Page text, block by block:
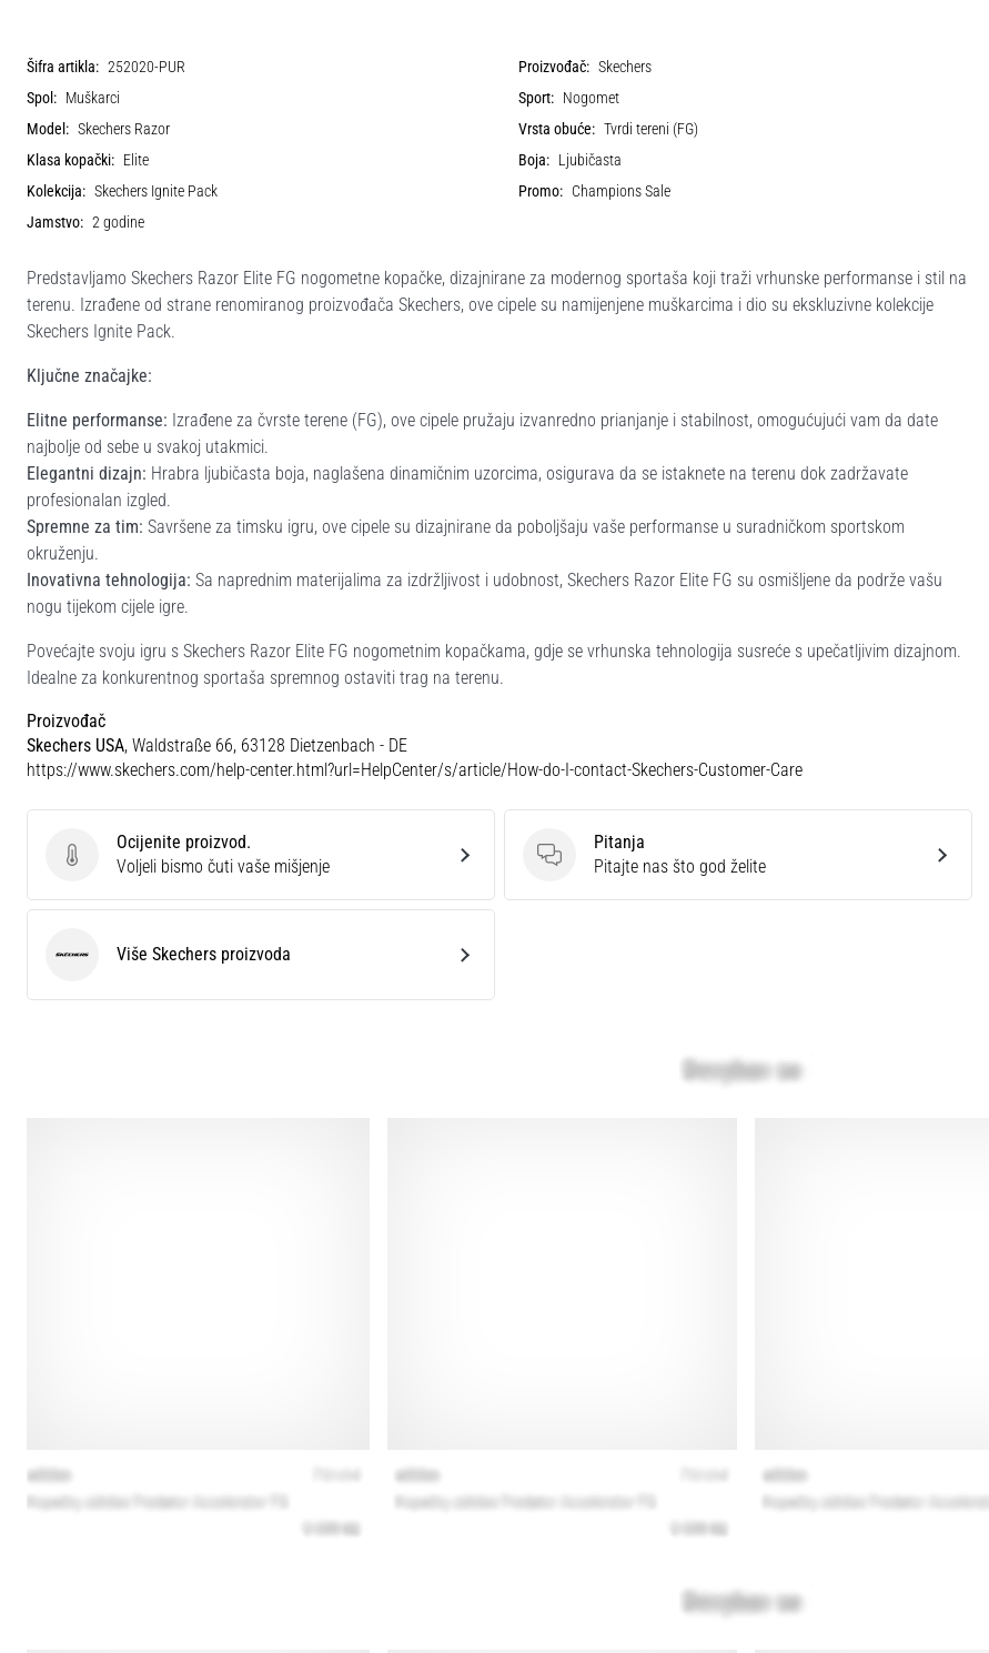
Šifra artikla: 252020-PUR Proizvođač: Skechers
Spol: Muškarci Sport: Nogomet
Model: Skechers Razor Vrsta obuće: Tvrdi tereni (FG)
Klasa kopački: Elite Boja: Ljubičasta
Kolekcija: Skechers Ignite Pack Promo: Champions Sale
Jamstvo: 2 godine
Predstavljamo Skechers Razor Elite FG nogometne kopačke, dizajnirane za modernog sportaša koji traži vrhunske performanse i stil na
terenu. Izrađene od strane renomiranog proizvođača Skechers, ove cipele su namijenjene muškarcima i dio su ekskluzivne kolekcije
Skechers Ignite Pack.
Ključne značajke:
Elitne performanse: Izrađene za čvrste terene (FG), ove cipele pružaju izvanredno prianjanje i stabilnost, omogućujući vam da date
najbolje od sebe u svakoj utakmici.
Elegantni dizajn: Hrabra ljubičasta boja, naglašena dinamičnim uzorcima, osigurava da se istaknete na terenu dok zadržavate
profesionalan izgled.
Spremne za tim: Savršene za timsku igru, ove cipele su dizajnirane da poboljšaju vaše performanse u suradničkom sportskom
okruženju.
Inovativna tehnologija: Sa naprednim materijalima za izdržljivost i udobnost, Skechers Razor Elite FG su osmišljene da podrže vašu
nogu tijekom cijele igre.
Povećajte svoju igru s Skechers Razor Elite FG nogometnim kopačkama, gdje se vrhunska tehnologija susreće s upečatljivim dizajnom.
Idealne za konkurentnog sportaša spremnog ostaviti trag na terenu.
Proizvođač
Skechers USA, Waldstraße 66, 63128 Dietzenbach - DE
https://www.skechers.com/help-center.html?url=HelpCenter/s/article/How-do-I-contact-Skechers-Customer-Care
Ocijenite proizvod.
Ocijenite proizvod.
Voljeli bismo čuti vaše mišjenje
Pitanja
Pitanja
Pitajte nas što god želite
SkechersViše Skechers proizvoda